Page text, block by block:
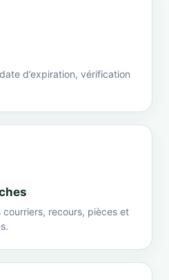
d’expiration, vérification
recours, pièces et